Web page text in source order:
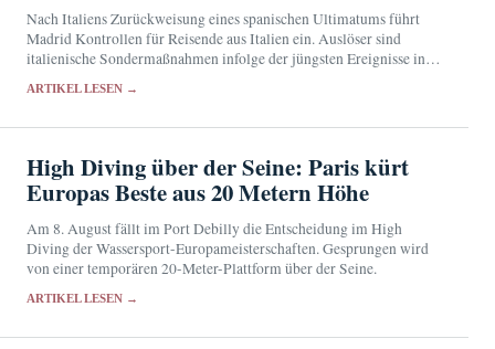
Nach Italiens Zurückweisung eines spanischen Ultimatums führt
Madrid Kontrollen für Reisende aus Italien ein. Auslöser sind
italienische Sondermaßnahmen infolge der jüngsten Ereignisse in
ARTIKEL LESEN →
High Diving über der Seine: Paris kürt
Europas Beste aus 20 Metern Höhe
Am 8. August fällt im Port Debilly die Entscheidung im High
Diving der Wassersport-Europameisterschaften. Gesprungen wird
von einer temporären 20-Meter-Plattform über der Seine.
ARTIKEL LESEN →